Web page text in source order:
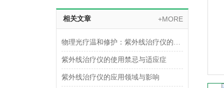
相关文章 +MORE
物理光疗温和修护：紫外线治疗仪的临床应用与价值
紫外线治疗仪的使用禁忌与适应症
紫外线治疗仪的应用领域与影响